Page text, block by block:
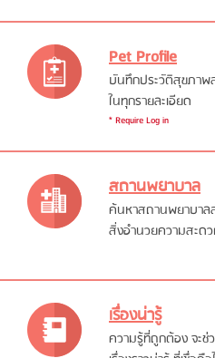
Pet Profile
บันทึกประวัติสุขภาพ
ในทุกรายละเอียด
* Require Log in
สถานพยาบาล
ค้นหาสถานพยาบาล
สิ่งอำนวยความสะด
เรื่องน่ารู้
ความรู้ที่ถูกต้อง จะช่